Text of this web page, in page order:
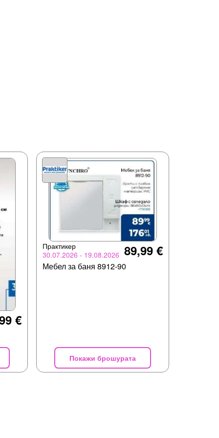
€
Практикер
30.07.2026 - 19.08.2026 89,99 €
Мебел за баня 8912-90
Покажи брошурата